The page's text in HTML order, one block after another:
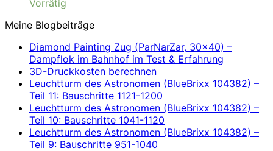
Vorrätig
Meine Blogbeiträge
Diamond Painting Zug (ParNarZar, 30×40) –
Dampflok im Bahnhof im Test & Erfahrung
3D-Druckkosten berechnen
Leuchtturm des Astronomen (BlueBrixx 104382) –
Teil 11: Bauschritte 1121-1200
Leuchtturm des Astronomen (BlueBrixx 104382) –
Teil 10: Bauschritte 1041-1120
Leuchtturm des Astronomen (BlueBrixx 104382) –
Teil 9: Bauschritte 951-1040